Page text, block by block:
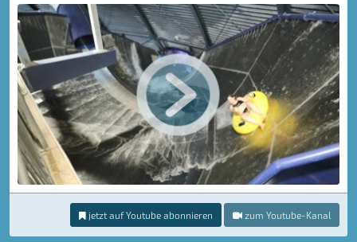
jetzt auf Youtube abonnieren zum Youtube-Kanal